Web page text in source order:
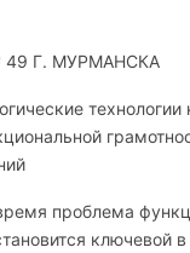
Г. МУРМАНСКА
проблема
ключевой